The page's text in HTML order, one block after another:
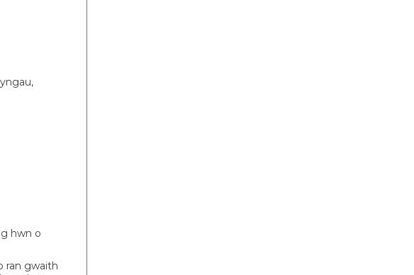
hwn o
ran gwaith